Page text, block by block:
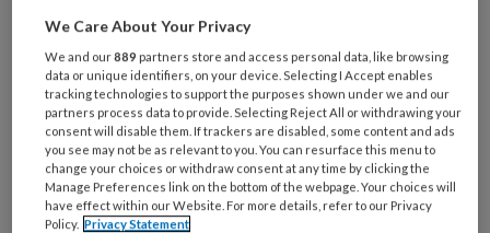
Michael Echteld
Hoe kijken zorgprofessionals binnen
de verstandelijk gehandicaptenzorg
aan tegen Positieve Gezondheid? En in
hoeverre komt het concept terug in
We Care About Your Privacy
We and our889 partners store and access personal data, like browsing
data or unique identifiers, on your device. Selecting I Accept enables
tracking technologies to support the purposes shown under we and our
partners process data to provide. Selecting Reject All or withdrawing your
consent will disable them. If trackers are disabled, some content and ads
you see may not be as relevant to you. You can resurface this menu to
change your choices or withdraw consent at any time by clicking the
Manage Preferences link on the bottom of the webpage. Your choices will
have effect within our Website. For more details, refer to our Privacy
Policy. Privacy Statement